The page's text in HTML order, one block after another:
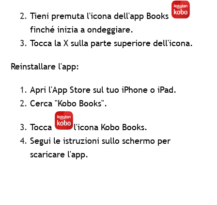
Tieni premuta l'icona dell'app Books
finché inizia a ondeggiare.
Tocca la X sulla parte superiore dell'icona.
Reinstallare l'app:
Apri l'App Store sul tuo iPhone o iPad.
Cerca "Kobo Books".
Tocca
l'icona Kobo Books.
Segui le istruzioni sullo schermo per
scaricare l'app.